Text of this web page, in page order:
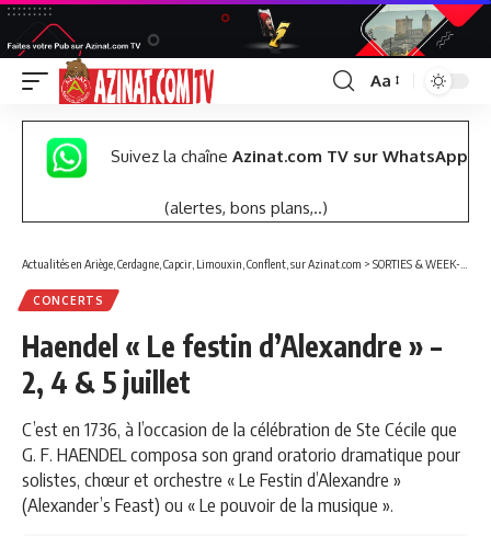
Font
Resizer
Aa
Suivez la chaîne Azinat.com TV sur WhatsApp
(alertes, bons plans,..)
Actualités en Ariège, Cerdagne, Capcir, Limouxin, Conflent, sur Azinat.com > SORTIES & WEEK-END
CONCERTS
Haendel « Le festin d’Alexandre » –
2, 4 & 5 juillet
C’est en 1736, à l’occasion de la célébration de Ste Cécile que
G. F. HAENDEL composa son grand oratorio dramatique pour
solistes, chœur et orchestre « Le Festin d’Alexandre »
(Alexander’s Feast) ou « Le pouvoir de la musique ».